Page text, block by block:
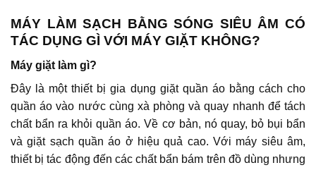
MÁY LÀM SẠCH BẰNG SÓNG SIÊU ÂM CÓ
TÁC DỤNG GÌ VỚI MÁY GIẶT KHÔNG?
Máy giặt làm gì?
Đây là một thiết bị gia dụng giặt quần áo bằng cách cho
quần áo vào nước cùng xà phòng và quay nhanh để tách
chất bẩn ra khỏi quần áo. Về cơ bản, nó quay, bỏ bụi bẩn
và giặt sạch quần áo ở hiệu quả cao. Với máy siêu âm,
thiết bị tác động đến các chất bẩn bám trên đồ dùng nhưng